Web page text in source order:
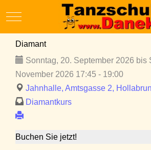
Mobile Menu Toggle
Diamant
Sonntag, 20. September 2026 bis
November 2026 17:45 - 19:00
Jahnhalle, Amtsgasse 2,
Diamantkurs
Buchen Sie jetzt!